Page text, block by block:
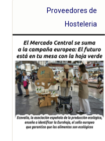
DANA
Proveedores de
Hosteleria